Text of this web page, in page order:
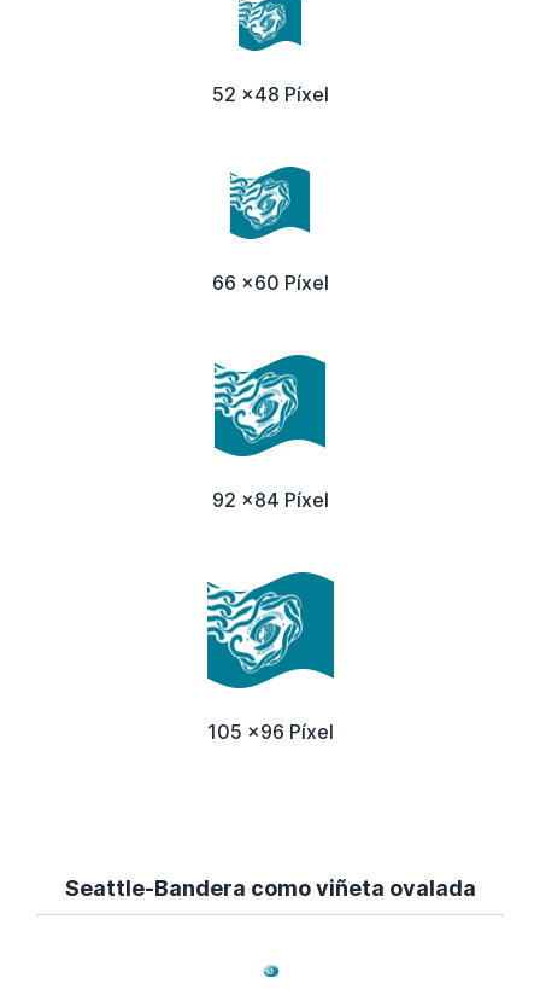
52 x48 Píxel
66 x60 Píxel
92 x84 Píxel
105 x96 Píxel
Seattle-Bandera como viñeta ovalada